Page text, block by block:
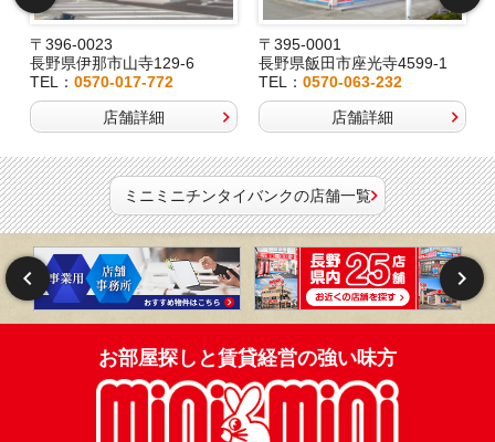
〒396-0023
長野県伊那市山寺129-6
TEL： 0570-017-772
店舗詳細
〒395-0001
長野県飯田市座光寺4599-1
TEL： 0570-063-232
店舗詳細
ミニミニチンタイバンクの店舗一覧
お部屋探しと賃貸経営の強い味方